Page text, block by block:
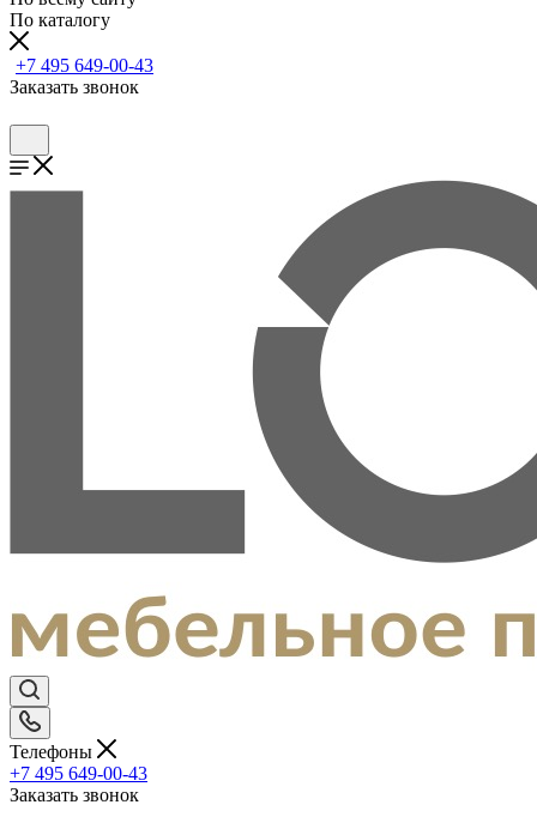
По каталогу
+7 495 649-00-43
Заказать звонок
Телефоны
+7 495 649-00-43
Заказать звонок